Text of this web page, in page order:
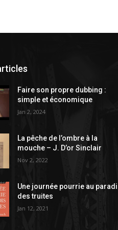
Faire son propre dubbing :
simple et économique
Jan 2, 2024
La pêche de l’ombre à la
mouche – J. D’or Sinclair
Nov 2, 2022
Une journée pourrie au
des truites
Jan 12, 2021